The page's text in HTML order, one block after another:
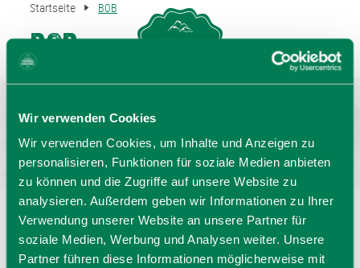
Wir verwenden Cookies
Wir verwenden Cookies, um Inhalte und Anzeigen zu
personalisieren, Funktionen für soziale Medien anbieten
zu können und die Zugriffe auf unsere Website zu
analysieren. Außerdem geben wir Informationen zu Ihrer
Verwendung unserer Website an unsere Partner für
soziale Medien, Werbung und Analysen weiter. Unsere
Partner führen diese Informationen möglicherweise mit
Startseite BOB
BOB
Sprache wählen:DE EN IT
GASTGEBERSUCHE